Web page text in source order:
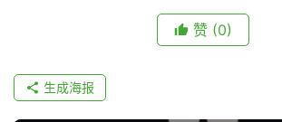
登录
We’re reaching out with an important
a recent incident that affected
赞 (0)
生成海报